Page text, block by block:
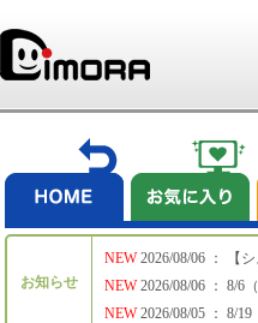
お知らせ
NEW
NEW
NEW
2026/08/06 ： 【
2026/08/06 ： 8/
2026/08/05 ： 8/